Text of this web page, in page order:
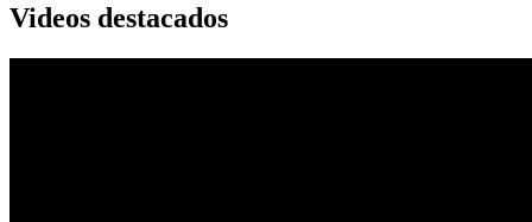
Videos destacados